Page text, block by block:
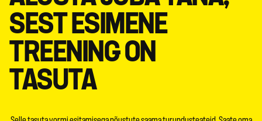
SEST ESIMENE
TREENING ON
TASUTA